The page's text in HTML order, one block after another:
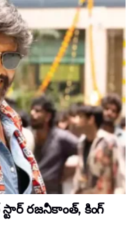
రజనీకాంత్, కింగ్